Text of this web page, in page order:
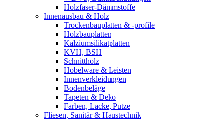
Holzfaser-Dämmstoffe
Innenausbau & Holz
Trockenbauplatten & -profile
Holzbauplatten
Kalziumsilikatplatten
KVH, BSH
Schnittholz
Hobelware & Leisten
Innenverkleidungen
Bodenbeläge
Tapeten & Deko
Farben, Lacke, Putze
Fliesen, Sanitär & Haustechnik